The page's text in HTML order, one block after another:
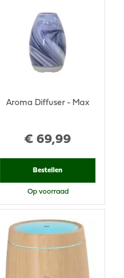
€ 69,99
Aroma Diffuser - Max
Bestellen
Op voorraad